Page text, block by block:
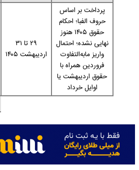
۲۹ تا ۳۱
اردیبهشت ۱۴۰۵
پرداخت بر اساس
حروف الفبا؛ احکام
حقوق ۱۴۰۵ هنوز
نهایی نشده؛ احتمال
واریز مابه‌التفاوت
فروردین همراه با
حقوق اردیبهشت یا
اوایل خرداد